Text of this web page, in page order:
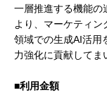
一層推進する機能の
より、マーケティ
領域での生成AI活用
力強化に貢献してま
■利用金額